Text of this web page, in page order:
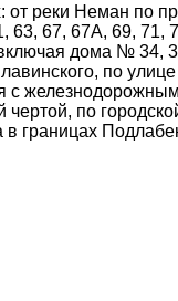
от реки Неман
67, 67А, 69, 71,
дома №
по
с
чертой, по
границах